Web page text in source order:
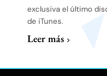
exclusiva el último
de iTunes.
Leer más